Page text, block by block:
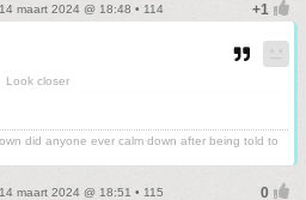
maart 2024 @ 18:48 • 114
Look closer
did anyone ever calm down after being told to
maart 2024 @ 18:51 • 115